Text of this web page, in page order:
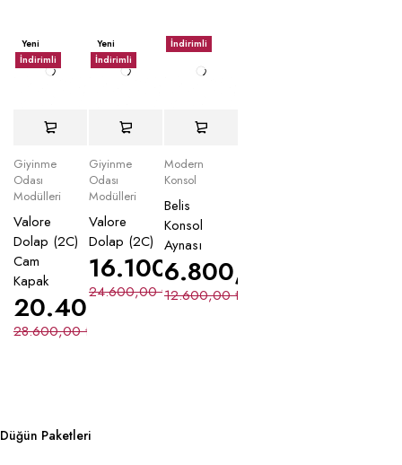
Yeni
İndirimli
Giyinme
Odası
Modülleri
Valore
Dolap (2C)
Cam
Kapak
28.600,00₺
20.400,00₺
Yeni
İndirimli
Giyinme
Odası
Modülleri
Valore
Dolap (2C)
24.600,00₺
16.100,00₺
İndirimli
Modern
Konsol
Belis
Konsol
Aynası
12.600,00₺
6.800,00
Düğün Paketleri